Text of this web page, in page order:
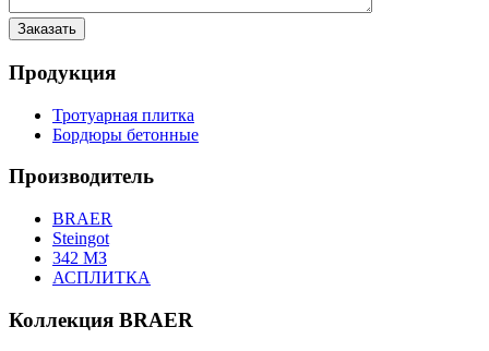
Продукция
Тротуарная плитка
Бордюры бетонные
Производитель
BRAER
Steingot
342 МЗ
АСПЛИТКА
Коллекция BRAER